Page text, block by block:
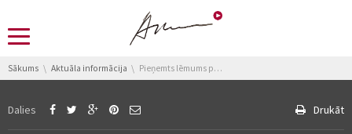
You are here:
Sākums Aktuāla informācija Pieņemts lēmums pagadināt pāreju uz radioprogrammu translēšanu vienā valodā
Dalies Drukāt